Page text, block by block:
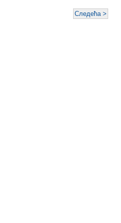
Следећа >